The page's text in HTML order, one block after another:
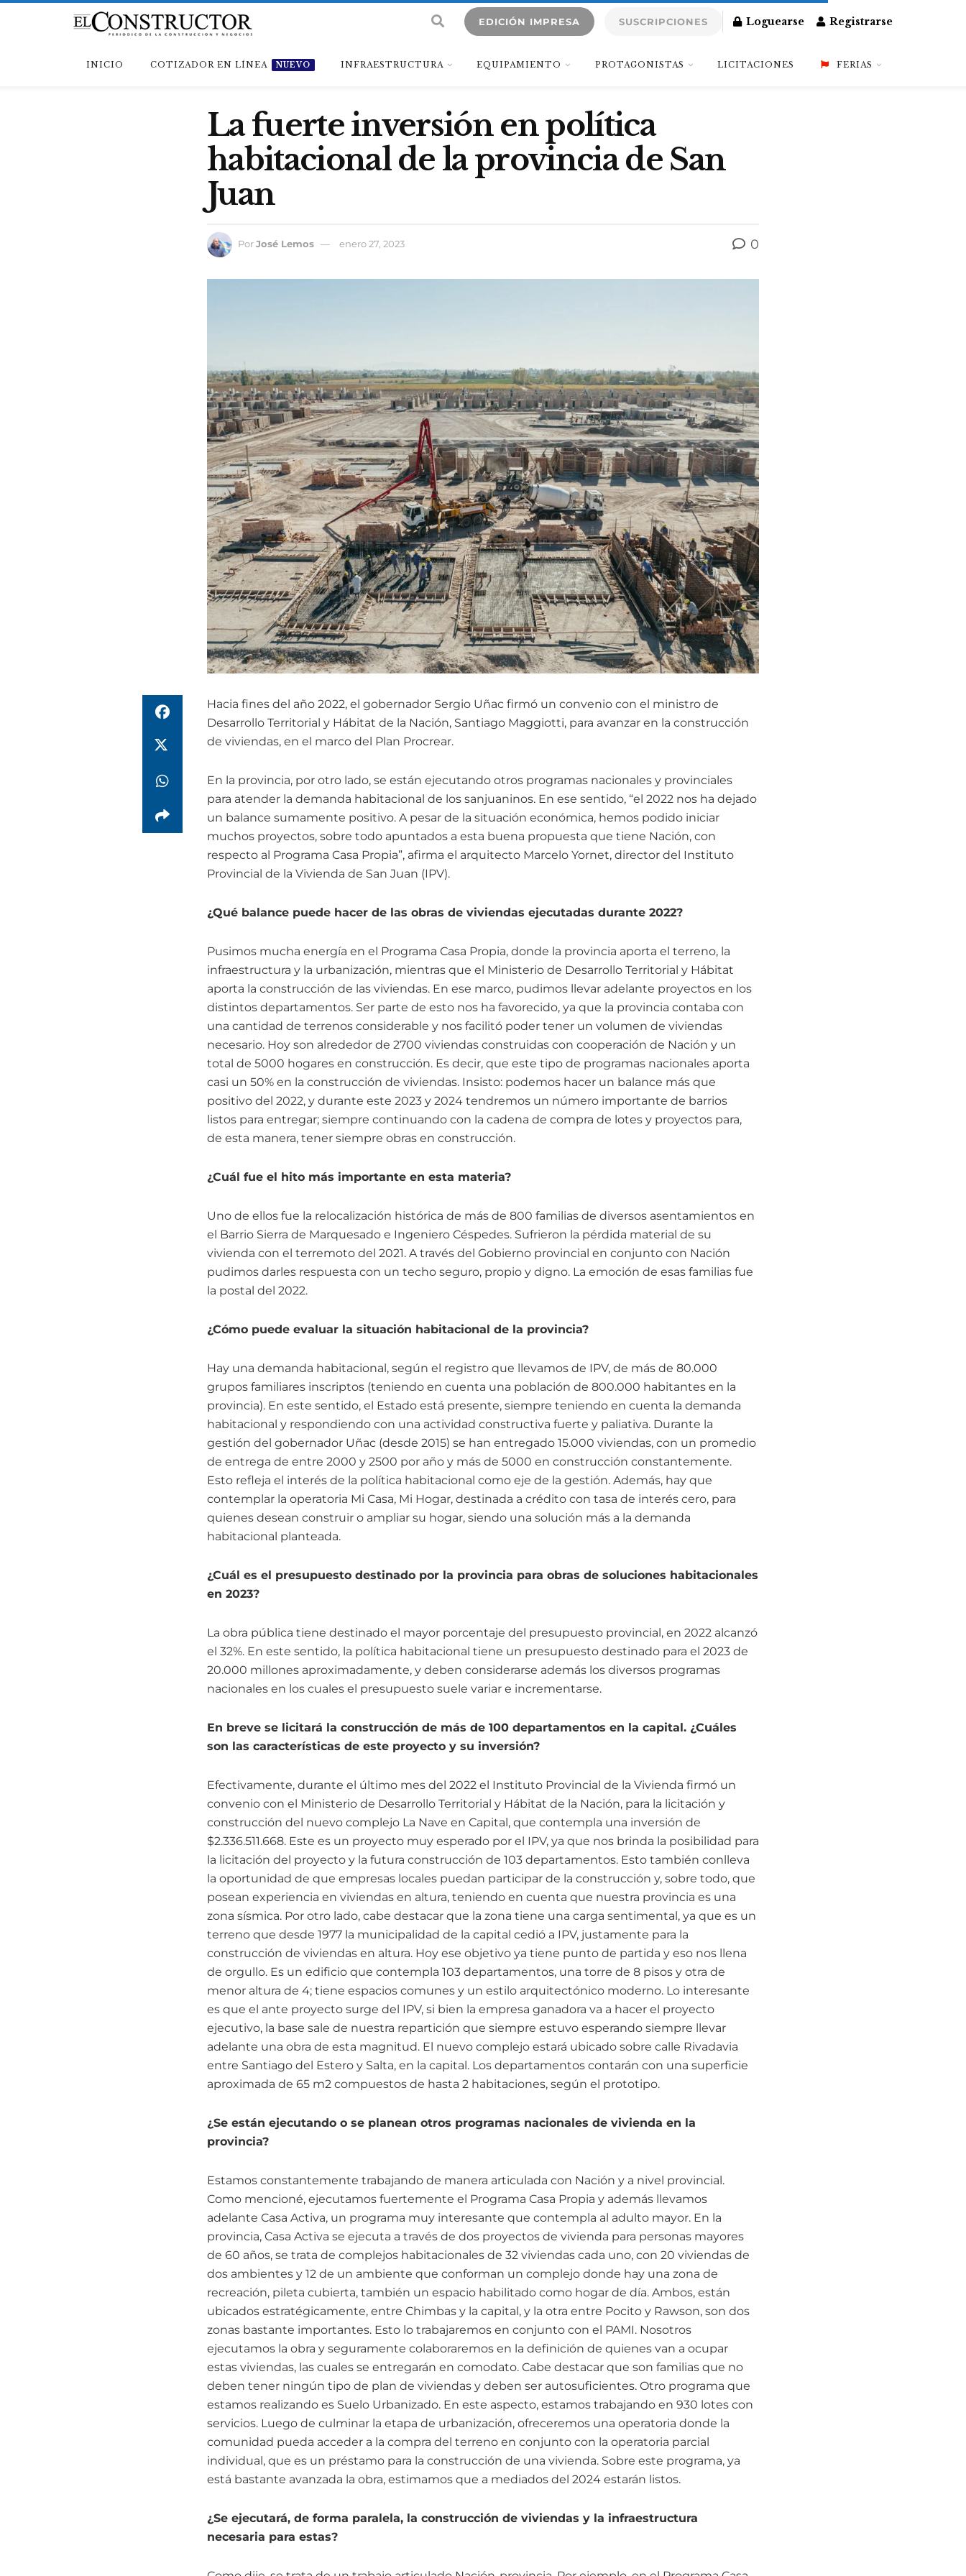
EDICIÓN IMPRESA SUSCRIPCIONES Loguearse Registrarse
INICIO COTIZADOR EN LÍNEA NUEVO INFRAESTRUCTURA EQUIPAMIENTO PROTAGONISTAS LICITACIONES FERIAS
La fuerte inversión en política
habitacional de la provincia de San
Juan
PorJosé Lemos enero 27, 2023 0
Hacia fines del año 2022, el gobernador Sergio Uñac firmó un convenio con el ministro de
Desarrollo Territorial y Hábitat de la Nación, Santiago Maggiotti, para avanzar en la construcción
de viviendas, en el marco del Plan Procrear.
En la provincia, por otro lado, se están ejecutando otros programas nacionales y provinciales
para atender la demanda habitacional de los sanjuaninos. En ese sentido, “el 2022 nos ha dejado
un balance sumamente positivo. A pesar de la situación económica, hemos podido iniciar
muchos proyectos, sobre todo apuntados a esta buena propuesta que tiene Nación, con
respecto al Programa Casa Propia”, afirma el arquitecto Marcelo Yornet, director del Instituto
Provincial de la Vivienda de San Juan (IPV).
¿Qué balance puede hacer de las obras de viviendas ejecutadas durante 2022?
Pusimos mucha energía en el Programa Casa Propia, donde la provincia aporta el terreno, la
infraestructura y la urbanización, mientras que el Ministerio de Desarrollo Territorial y Hábitat
aporta la construcción de las viviendas. En ese marco, pudimos llevar adelante proyectos en los
distintos departamentos. Ser parte de esto nos ha favorecido, ya que la provincia contaba con
una cantidad de terrenos considerable y nos facilitó poder tener un volumen de viviendas
necesario. Hoy son alrededor de 2700 viviendas construidas con cooperación de Nación y un
total de 5000 hogares en construcción. Es decir, que este tipo de programas nacionales aporta
casi un 50% en la construcción de viviendas. Insisto: podemos hacer un balance más que
positivo del 2022, y durante este 2023 y 2024 tendremos un número importante de barrios
listos para entregar; siempre continuando con la cadena de compra de lotes y proyectos para,
de esta manera, tener siempre obras en construcción.
¿Cuál fue el hito más importante en esta materia?
Uno de ellos fue la relocalización histórica de más de 800 familias de diversos asentamientos en
el Barrio Sierra de Marquesado e Ingeniero Céspedes. Sufrieron la pérdida material de su
vivienda con el terremoto del 2021. A través del Gobierno provincial en conjunto con Nación
pudimos darles respuesta con un techo seguro, propio y digno. La emoción de esas familias fue
la postal del 2022.
¿Cómo puede evaluar la situación habitacional de la provincia?
Hay una demanda habitacional, según el registro que llevamos de IPV, de más de 80.000
grupos familiares inscriptos (teniendo en cuenta una población de 800.000 habitantes en la
provincia). En este sentido, el Estado está presente, siempre teniendo en cuenta la demanda
habitacional y respondiendo con una actividad constructiva fuerte y paliativa. Durante la
gestión del gobernador Uñac (desde 2015) se han entregado 15.000 viviendas, con un promedio
de entrega de entre 2000 y 2500 por año y más de 5000 en construcción constantemente.
Esto refleja el interés de la política habitacional como eje de la gestión. Además, hay que
contemplar la operatoria Mi Casa, Mi Hogar, destinada a crédito con tasa de interés cero, para
quienes desean construir o ampliar su hogar, siendo una solución más a la demanda
habitacional planteada.
¿Cuál es el presupuesto destinado por la provincia para obras de soluciones habitacionales
en 2023?
La obra pública tiene destinado el mayor porcentaje del presupuesto provincial, en 2022 alcanzó
el 32%. En este sentido, la política habitacional tiene un presupuesto destinado para el 2023 de
20.000 millones aproximadamente, y deben considerarse además los diversos programas
nacionales en los cuales el presupuesto suele variar e incrementarse.
En breve se licitará la construcción de más de 100 departamentos en la capital. ¿Cuáles
son las características de este proyecto y su inversión?
Efectivamente, durante el último mes del 2022 el Instituto Provincial de la Vivienda firmó un
convenio con el Ministerio de Desarrollo Territorial y Hábitat de la Nación, para la licitación y
construcción del nuevo complejo La Nave en Capital, que contempla una inversión de
$2.336.511.668. Este es un proyecto muy esperado por el IPV, ya que nos brinda la posibilidad para
la licitación del proyecto y la futura construcción de 103 departamentos. Esto también conlleva
la oportunidad de que empresas locales puedan participar de la construcción y, sobre todo, que
posean experiencia en viviendas en altura, teniendo en cuenta que nuestra provincia es una
zona sísmica. Por otro lado, cabe destacar que la zona tiene una carga sentimental, ya que es un
terreno que desde 1977 la municipalidad de la capital cedió a IPV, justamente para la
construcción de viviendas en altura. Hoy ese objetivo ya tiene punto de partida y eso nos llena
de orgullo. Es un edificio que contempla 103 departamentos, una torre de 8 pisos y otra de
menor altura de 4; tiene espacios comunes y un estilo arquitectónico moderno. Lo interesante
es que el ante proyecto surge del IPV, si bien la empresa ganadora va a hacer el proyecto
ejecutivo, la base sale de nuestra repartición que siempre estuvo esperando siempre llevar
adelante una obra de esta magnitud. El nuevo complejo estará ubicado sobre calle Rivadavia
entre Santiago del Estero y Salta, en la capital. Los departamentos contarán con una superficie
aproximada de 65 m2 compuestos de hasta 2 habitaciones, según el prototipo.
¿Se están ejecutando o se planean otros programas nacionales de vivienda en la
provincia?
Estamos constantemente trabajando de manera articulada con Nación y a nivel provincial.
Como mencioné, ejecutamos fuertemente el Programa Casa Propia y además llevamos
adelante Casa Activa, un programa muy interesante que contempla al adulto mayor. En la
provincia, Casa Activa se ejecuta a través de dos proyectos de vivienda para personas mayores
de 60 años, se trata de complejos habitacionales de 32 viviendas cada uno, con 20 viviendas de
dos ambientes y 12 de un ambiente que conforman un complejo donde hay una zona de
recreación, pileta cubierta, también un espacio habilitado como hogar de día. Ambos, están
ubicados estratégicamente, entre Chimbas y la capital, y la otra entre Pocito y Rawson, son dos
zonas bastante importantes. Esto lo trabajaremos en conjunto con el PAMI. Nosotros
ejecutamos la obra y seguramente colaboraremos en la definición de quienes van a ocupar
estas viviendas, las cuales se entregarán en comodato. Cabe destacar que son familias que no
deben tener ningún tipo de plan de viviendas y deben ser autosuficientes. Otro programa que
estamos realizando es Suelo Urbanizado. En este aspecto, estamos trabajando en 930 lotes con
servicios. Luego de culminar la etapa de urbanización, ofreceremos una operatoria donde la
comunidad pueda acceder a la compra del terreno en conjunto con la operatoria parcial
individual, que es un préstamo para la construcción de una vivienda. Sobre este programa, ya
está bastante avanzada la obra, estimamos que a mediados del 2024 estarán listos.
¿Se ejecutará, de forma paralela, la construcción de viviendas y la infraestructura
necesaria para estas?